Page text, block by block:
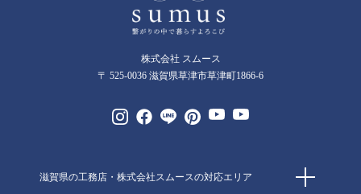
株式会社 スムース
〒 525-0036 滋賀県草津市草津町1866-6
滋賀県の工務店・株式会社スムースの対応エリア